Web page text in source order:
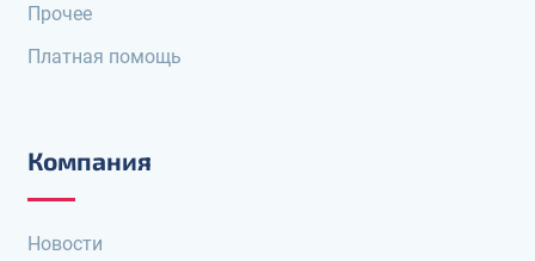
Прочее
Платная помощь
Компания
Новости